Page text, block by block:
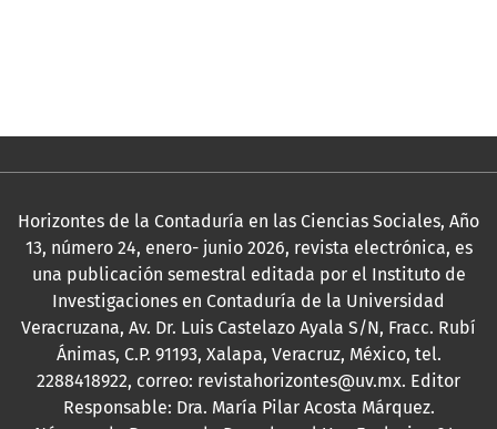
Horizontes de la Contaduría en las Ciencias Sociales, Año
13, número 24, enero- junio 2026, revista electrónica, es
una publicación semestral editada por el Instituto de
Investigaciones en Contaduría de la Universidad
Veracruzana, Av. Dr. Luis Castelazo Ayala S/N, Fracc. Rubí
Ánimas, C.P. 91193, Xalapa, Veracruz, México, tel.
2288418922, correo: revistahorizontes@uv.mx. Editor
Responsable: Dra. María Pilar Acosta Márquez.